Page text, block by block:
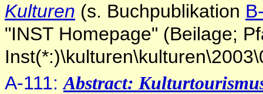
Kulturen (s. Buchpublikation
"INST Homepage" (Beilage;
A-111:Abstract: